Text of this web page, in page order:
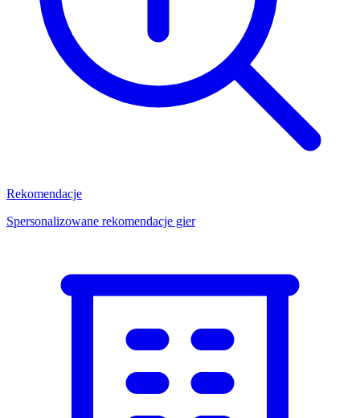
Rekomendacje
Spersonalizowane rekomendacje gier